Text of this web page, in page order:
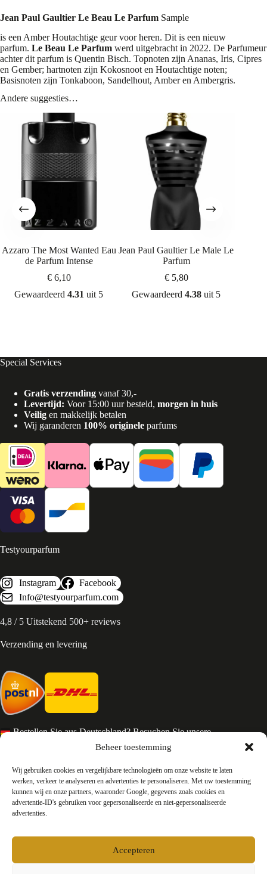
Beheer toestemming
Wij gebruiken cookies en vergelijkbare technologieën om onze website te laten
werken, verkeer te analyseren en advertenties te personaliseren. Met uw toestemming
kunnen wij en onze partners, waaronder Google, gegevens zoals cookies en
advertentie-ID's gebruiken voor gepersonaliseerde en niet-gepersonaliseerde
advertenties.
Accepteren
Jean Paul Gaultier Le Beau Le Parfum Sample
is een Amber Houtachtige geur voor heren. Dit is een nieuw
parfum. Le Beau Le Parfum werd uitgebracht in 2022. De Parfumeur
achter dit parfum is Quentin Bisch. Topnoten zijn Ananas, Iris, Cipres
en Gember; hartnoten zijn Kokosnoot en Houtachtige noten;
Basisnoten zijn Tonkaboon, Sandelhout, Amber en Ambergris.
Andere suggesties…
Azzaro The Most Wanted Eau
de Parfum Intense
€6,10
Gewaardeerd4.31 uit 5
Jean Paul Gaultier Le Male Le
Parfum
€5,80
Gewaardeerd4.38 uit 5
Special Services
Gratis verzending vanaf 30,-
Levertijd: Voor 15:00 uur besteld, morgen in huis
Veilig en makkelijk betalen
Wij garanderen 100% originele parfums
Testyourparfum
Instagram
Facebook
Info@testyourparfum.com
4,8 / 5 Uitstekend 500+ reviews
Verzending en levering
Bestellen Sie aus Deutschland? Besuchen Sie unsere
Services en Contact
Algemene voorwaarden
Retourneren
Privacy
Contact